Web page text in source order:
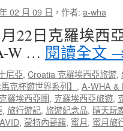
亞”
一
的
一
場
雨
卻
下
的
02 月 09 日 ， 作者: a-wha
22日克羅埃西
W … 閱讀全文
尼亞, Croatia 克羅埃西亞旅遊,
馬克杯遊世界系列】 , A-WHA &
克羅埃西亞團, 克羅埃西亞旅遊,
, 旅行遊記, 旅遊紀念品, 晴天玩
, 蒙特內哥羅, 蜜月, 蜜月旅